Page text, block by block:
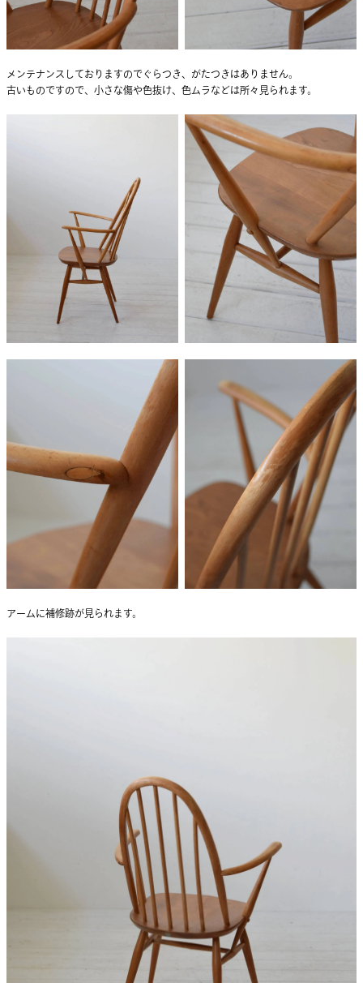
メンテナンスしておりますのでぐらつき、がたつきはありません。
古いものですので、小さな傷や色抜け、色ムラなどは所々見られます。
アームに補修跡が見られます。